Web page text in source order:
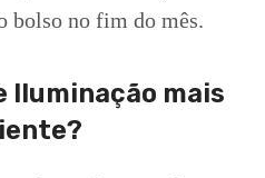
bolso no fim do mês.
Iluminação mais